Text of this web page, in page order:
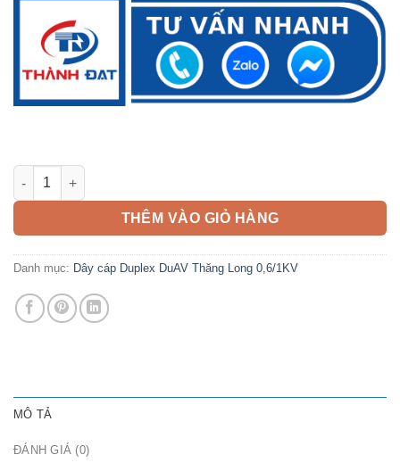
Dây cáp Duplex nhôm DuAV 2x35mm2 Thăng Long 0,6/1kV số
THÊM VÀO GIỎ HÀNG
Danh mục: Dây cáp Duplex DuAV Thăng Long 0,6/1KV
MÔ TẢ
ĐÁNH GIÁ (0)